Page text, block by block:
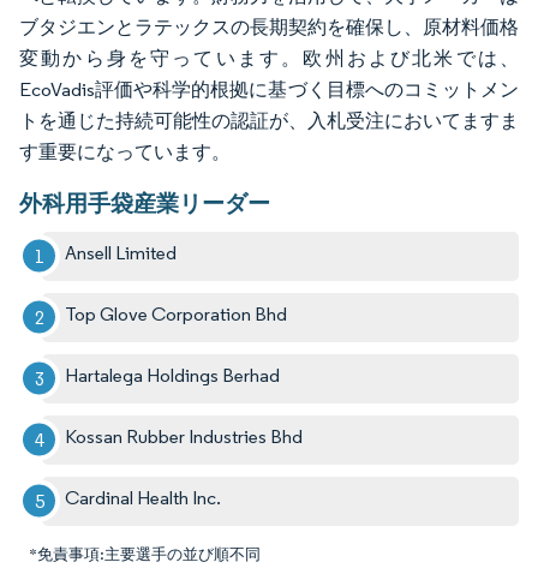
ブタジエンとラテックスの長期契約を確保し、原材料価格
変動から身を守っています。欧州および北米では、
EcoVadis評価や科学的根拠に基づく目標へのコミットメン
トを通じた持続可能性の認証が、入札受注においてますま
す重要になっています。
外科用手袋産業リーダー
Ansell Limited
Top Glove Corporation Bhd
Hartalega Holdings Berhad
Kossan Rubber Industries Bhd
Cardinal Health Inc.
*免責事項:主要選手の並び順不同